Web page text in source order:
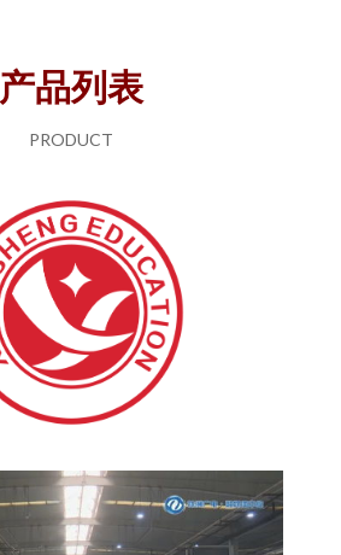
产品列表
PRODUCT